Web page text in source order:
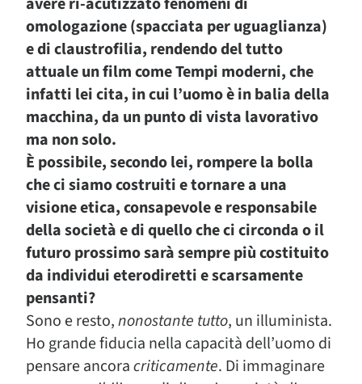
omologazione (spacciata per uguaglianza)
e di claustrofilia, rendendo del tutto
attuale un film come Tempi moderni, che
infatti lei cita, in cui l’uomo è in balia della
macchina, da un punto di vista lavorativo
ma non solo.
È possibile, secondo lei, rompere la bolla
che ci siamo costruiti e tornare a una
visione etica, consapevole e responsabile
della società e di quello che ci circonda o il
futuro prossimo sarà sempre più costituito
da individui eterodiretti e scarsamente
pensanti?
Sono e resto,nonostante tutto, un illuminista.
Ho grande fiducia nella capacità dell’uomo di
pensare ancoracriticamente. Di immaginare